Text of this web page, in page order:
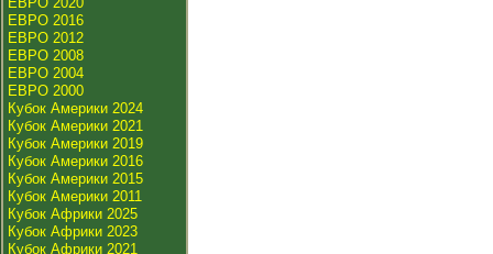
ЕВРО 2016
ЕВРО 2012
ЕВРО 2008
ЕВРО 2004
ЕВРО 2000
Кубок Америки 2024
Кубок Америки 2021
Кубок Америки 2019
Кубок Америки 2016
Кубок Америки 2015
Кубок Америки 2011
Кубок Африки 2025
Кубок Африки 2023
Кубок Африки 2021